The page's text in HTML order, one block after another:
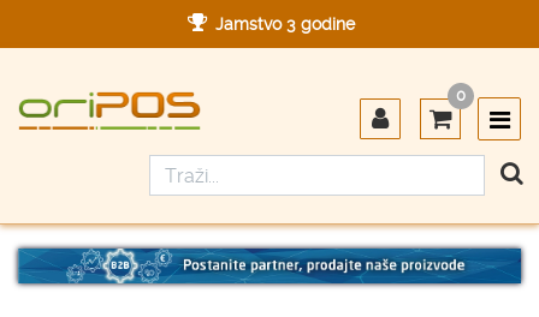
Jamstvo 3 godine
Designed in Germany
Made in Germany
0